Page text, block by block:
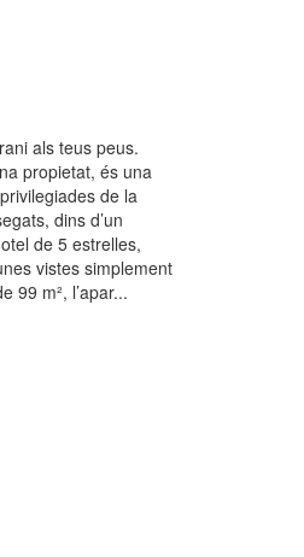
als teus peus.
propietat, és una
de la
dins d’un
de 5 estrelles,
vistes simplement
99 m², l’apar...